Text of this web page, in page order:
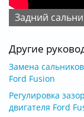
задний
Другие
Замена
Ford Fusion
Регулировка
двигателя Ford